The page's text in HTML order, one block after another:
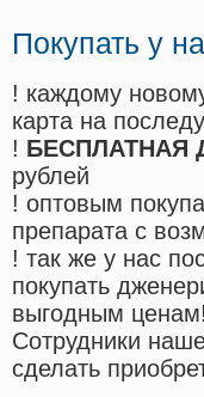
Покупать у
! каждому
карта на
! БЕСПЛАТНАЯ
рублей
! оптовым
препарата с
! так же у нас
покупать
выгодным ценам!
Cотрудники
сделать